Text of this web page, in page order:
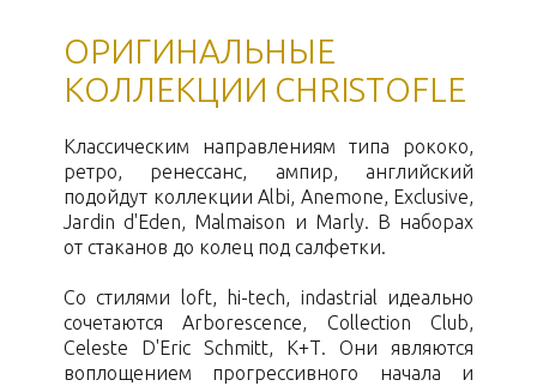
ОРИГИНАЛЬНЫЕ
КОЛЛЕКЦИИ CHRISTOFLE
Классическим направлениям типа рококо,
ретро, ренессанс, ампир, английский
подойдут коллекции Albi, Anemone, Exclusive,
Jardin d'Eden, Malmaison и Marly. В наборах
от стаканов до колец под салфетки.
Со стилями loft, hi-tech, indastrial идеально
сочетаются Arborescence, Collection Club,
Celeste D'Eric Schmitt, K+T. Они являются
воплощением прогрессивного начала и